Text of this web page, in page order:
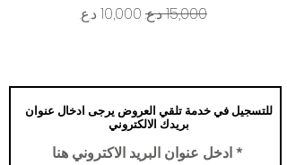
سعر عادي سعر البيع
للتسجيل في خدمة تلقي العروض يرجى ادخال عنوان
بريدك الالكتروني
ادخل عنوان البريد الاكتروني هنا